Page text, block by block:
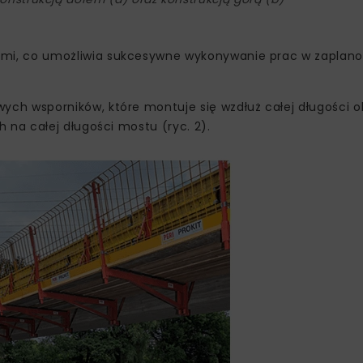
co umożliwia sukcesywne wykonywanie prac w
wsporników, które montuje się wzdłuż całej długości
całej długości mostu (ryc. 2).